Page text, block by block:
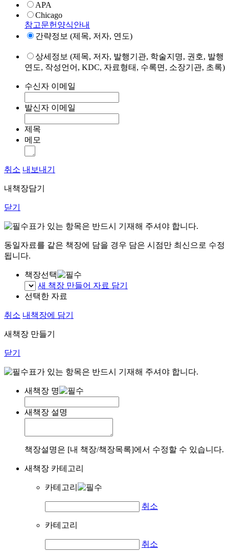
APA
Chicago
참고문헌양식안내
간략정보 (제목, 저자, 연도)
상세정보 (제목, 저자, 발행기관, 학술지명, 권호, 발행
연도, 작성언어, KDC, 자료형태, 수록면, 소장기관, 초록)
수신자 이메일
발신자 이메일
제목
메모
취소 내보내기
내책장담기
닫기
표가 있는 항목은 반드시 기재해 주셔야 합니다.
동일자료를 같은 책장에 담을 경우 담은 시점만 최신으로 수정
됩니다.
책장선택
새 책장 만들어 자료 담기
선택한 자료
취소 내책장에 담기
새책장 만들기
닫기
표가 있는 항목은 반드시 기재해 주셔야 합니다.
새책장 명
새책장 설명
책장설명은 [내 책장/책장목록]에서 수정할 수 있습니다.
새책장 카테고리
카테고리
취소
카테고리
취소